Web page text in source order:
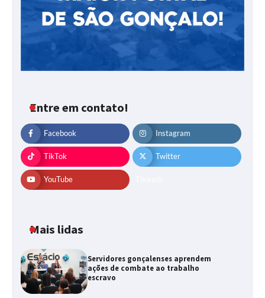
Entre em contato!
Facebook Instagram
TikTok Twitter
YouTube
Mais lidas
Servidores gonçalenses aprendem
ações de combate ao trabalho
escravo